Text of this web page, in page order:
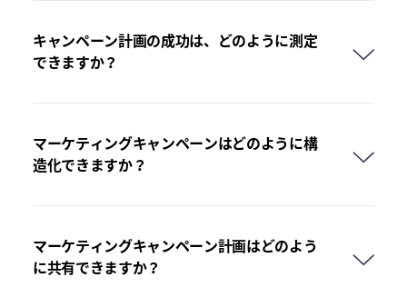
キャンペーン計画の成功は、どのように測定
できますか？
マーケティングキャンペーンはどのように構
造化できますか？
マーケティングキャンペーン計画はどのよう
に共有できますか？